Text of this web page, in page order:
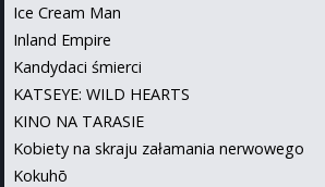
Ice Cream Man
Inland Empire
Kandydaci śmierci
KATSEYE: WILD HEARTS
KINO NA TARASIE
Kobiety na skraju załamania nerwowego
Kokuhō